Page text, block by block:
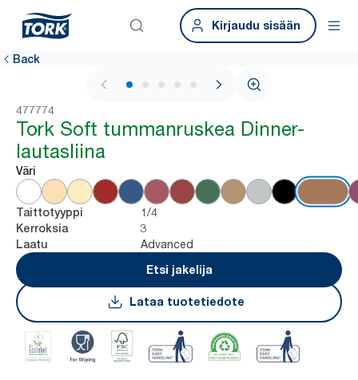
Kirjaudu sisään
Back
1 / 6
477774
Tork Soft tummanruskea Dinner-
lautasliina
Väri
Taittotyyppi 1/4
Kerroksia 3
Laatu
Advanced
Etsi jakelija
Lataa tuotetiedote